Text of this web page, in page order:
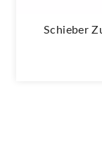
Schieber